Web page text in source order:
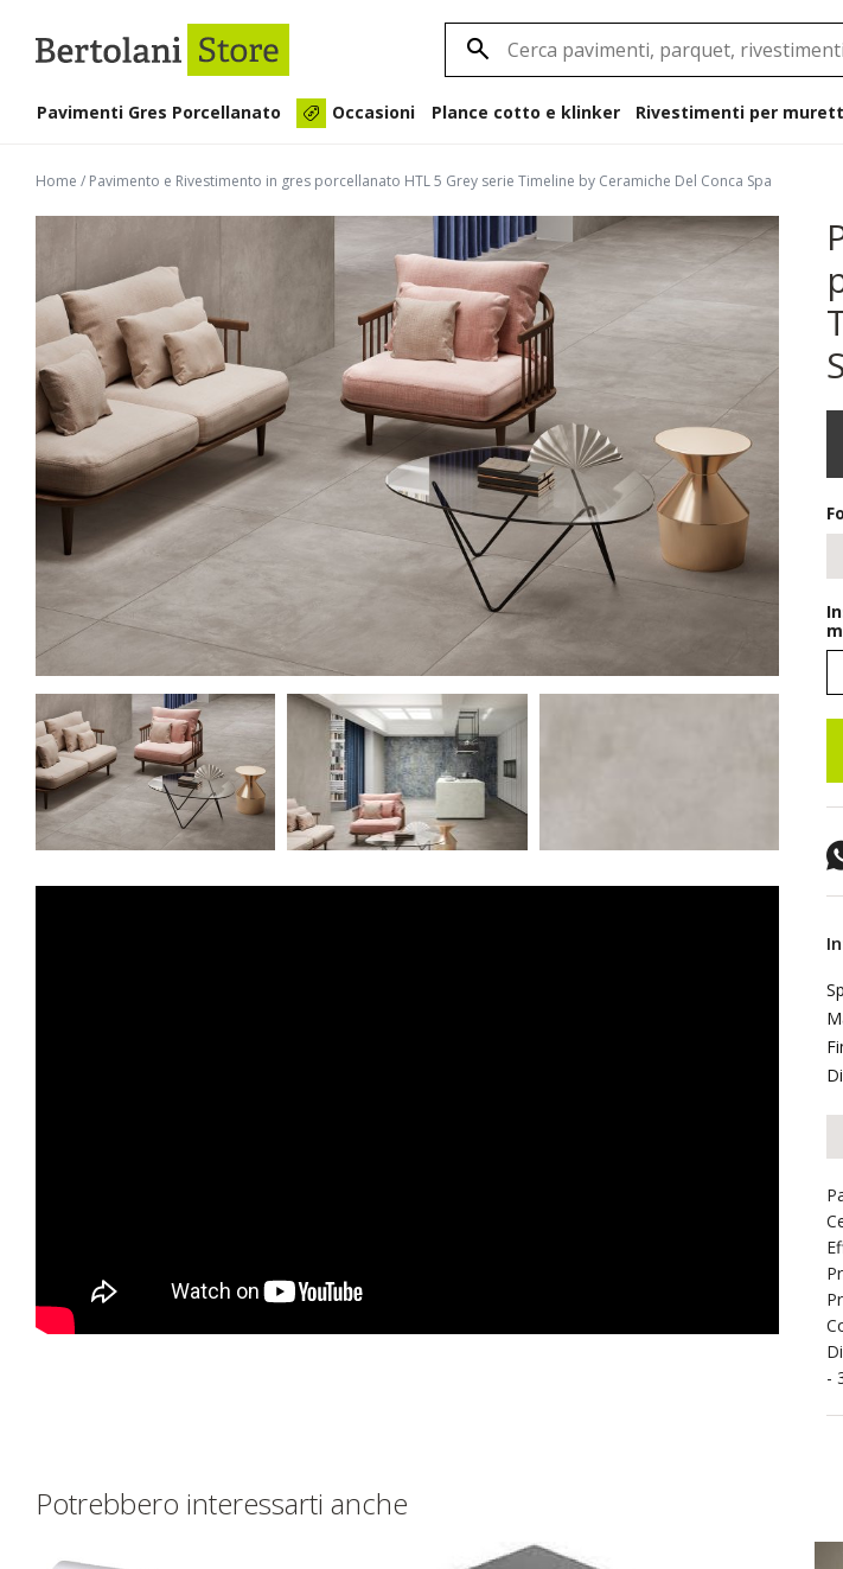
Pavimenti Gres Porcellanato Occasioni Plance cotto e klinker Rivestimenti per
Home / Pavimento e Rivestimento in gres porcellanato HTL 5 Grey serie Timeline by Ceramiche Del Conca Spa
-
Potrebbero interessarti anche